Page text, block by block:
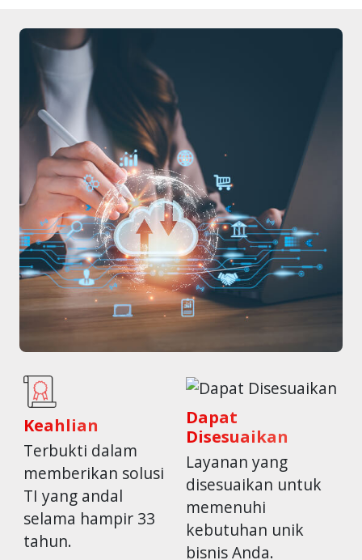
Keahlian
Terbukti dalam
memberikan solusi
TI yang andal
selama hampir 33
tahun.
Dapat
Disesuaikan
Layanan yang
disesuaikan untuk
memenuhi
kebutuhan unik
bisnis Anda.